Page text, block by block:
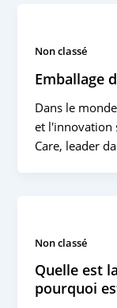
Non classé
Emballage
Dans le
et l'innovation
Care, leader
Non classé
Quelle est
pourquoi